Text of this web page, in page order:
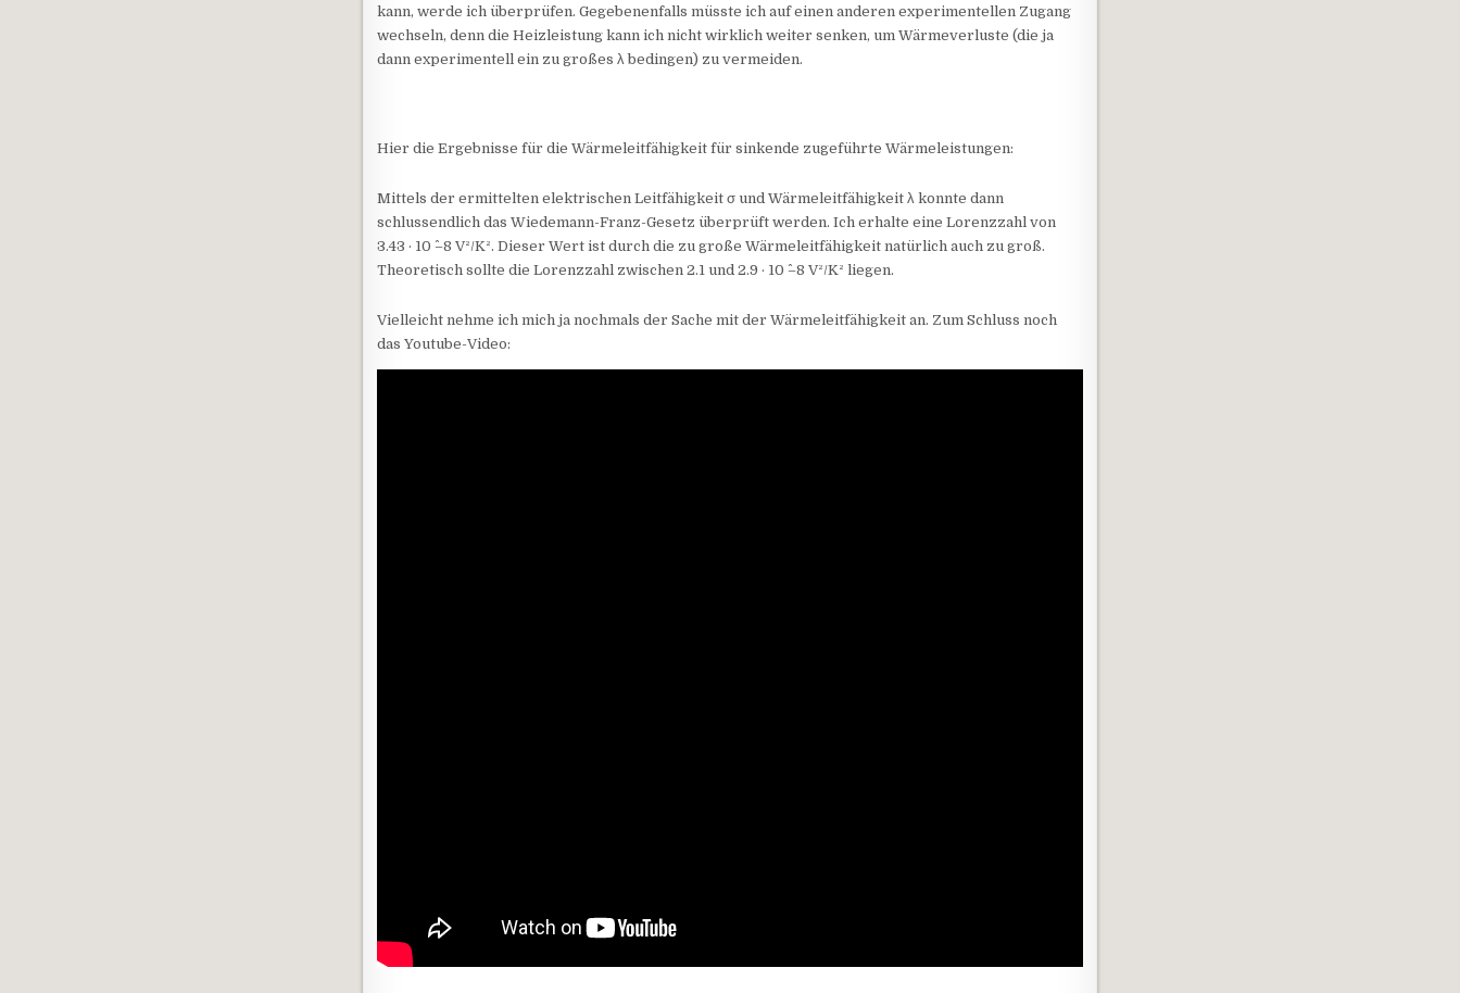
kann, werde ich überprüfen. Gegebenenfalls müsste ich auf einen anderen experimentellen Zugang
wechseln, denn die Heizleistung kann ich nicht wirklich weiter senken, um Wärmeverluste (die ja
dann experimentell ein zu großes λ bedingen) zu vermeiden.
Hier die Ergebnisse für die Wärmeleitfähigkeit für sinkende zugeführte Wärmeleistungen:
Mittels der ermittelten elektrischen Leitfähigkeit σ und Wärmeleitfähigkeit λ konnte dann
schlussendlich das Wiedemann-Franz-Gesetz überprüft werden. Ich erhalte eine Lorenzzahl von
3.43 · 10 ^–8 V²/K². Dieser Wert ist durch die zu große Wärmeleitfähigkeit natürlich auch zu groß.
Theoretisch sollte die Lorenzzahl zwischen 2.1 und 2.9 · 10 ^–8 V²/K² liegen.
Vielleicht nehme ich mich ja nochmals der Sache mit der Wärmeleitfähigkeit an. Zum Schluss noch
das Youtube-Video: